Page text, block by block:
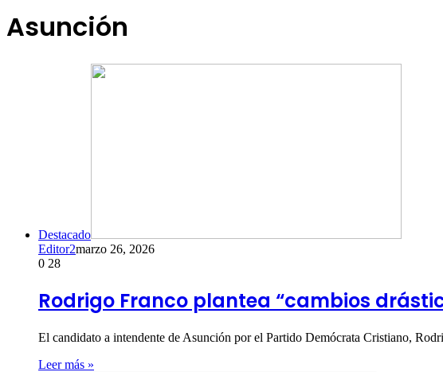
Asunción
Destacado
Editor2marzo 26, 2026
0 28
Rodrigo Franco plantea “cambios
El candidato a intendente de Asunción por el Partido Demócrata Cristiano,
Leer más »